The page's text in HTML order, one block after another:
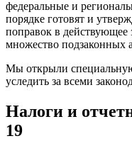
федеральные и
порядке готовят и
поправок в действующее
множество подзаконных
Мы открыли
уследить за всеми
Налоги и
19